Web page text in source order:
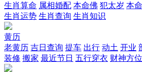
生肖算命 属相婚配 本命佛 犯太岁 本
生肖运势 生肖查询 生肖知识
黄历
老黄历 吉日查询 提车 出行 动土 开业
装修 搬家 最近节日 五行穿衣 财神方位